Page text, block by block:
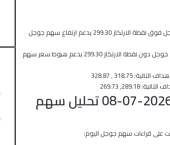
: استنادًا على نقطة الارتكاز والنقاط المحورية استقرار قراءات سهم جوجل فوق نقطة الارتكاز 299.30 يدعم ارتفاع سهم جوجل
: استنادًا على نقطة الارتكاز والنقاط المحورية استقرار قراءات سهم جوجل دون نقطة الارتكاز 299.30 يدعم هبوط سعر سهم
العوامل التي تؤثر على سهم جوجل اليوم 2026-07-08 تحليل سهم
على قراءات سهم جوجل اليوم: